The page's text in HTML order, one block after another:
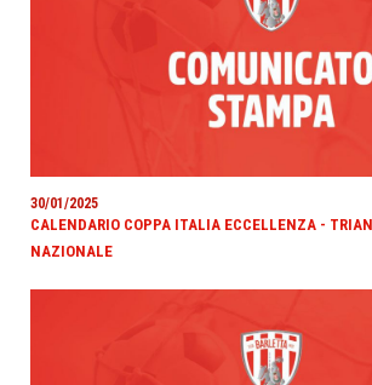
30/01/2025
CALENDARIO COPPA ITALIA ECCELLENZA -
NAZIONALE